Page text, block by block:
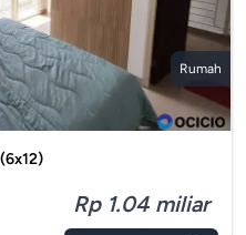
Rumah
Rp 1.04 miliar